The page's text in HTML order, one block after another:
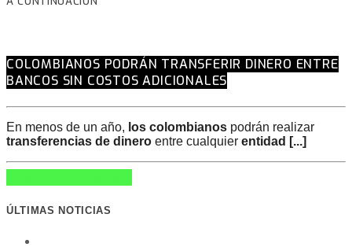
COLOMBIANOS PODRÁN TRANSFERIR DINERO ENTRE
BANCOS SIN COSTOS ADICIONALES
En menos de un año, los colombianos podrán realizar
transferencias de dinero entre cualquier entidad [...]
ÚLTIMAS NOTICIAS